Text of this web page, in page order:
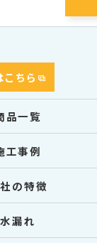
こちら
品一覧
工事例
の特徴
水漏れ